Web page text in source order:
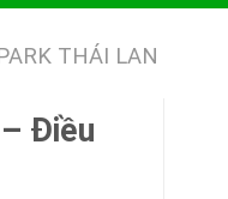
THÁI LAN
Điều